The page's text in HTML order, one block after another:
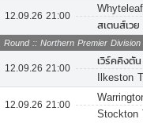
12.09.26 21:00
สเตนส์เวย
Round :: Northern Premier Division
12.09.26 21:00
เวิร์คคิงตัน
Ilkeston
12.09.26 21:00
Stockton